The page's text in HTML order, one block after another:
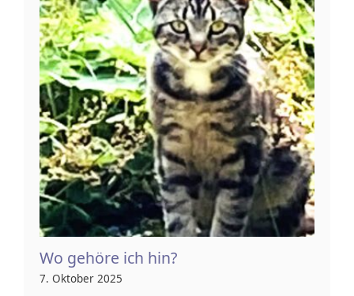
Wo gehöre ich hin?
7. Oktober 2025